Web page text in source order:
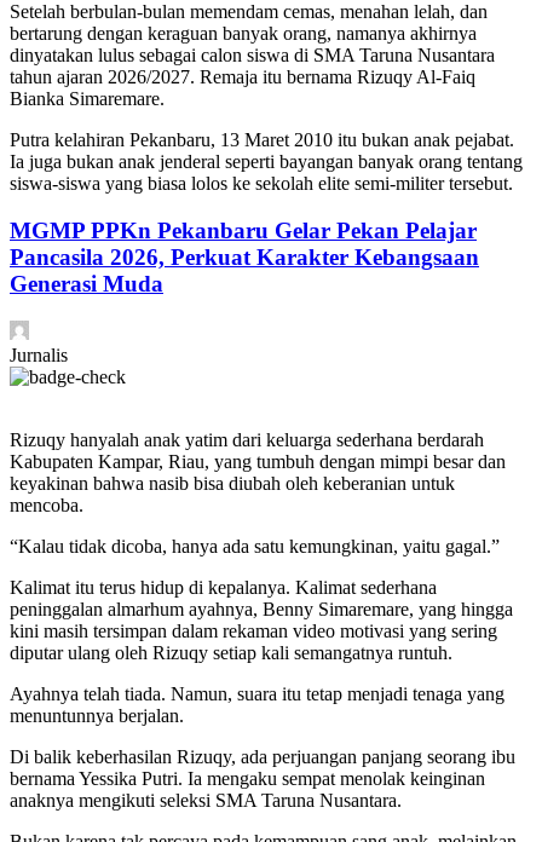
Setelah berbulan-bulan memendam cemas, menahan lelah, dan
bertarung dengan keraguan banyak orang, namanya akhirnya
dinyatakan lulus sebagai calon siswa di SMA Taruna Nusantara
tahun ajaran 2026/2027. Remaja itu bernama Rizuqy Al-Faiq
Bianka Simaremare.
Putra kelahiran Pekanbaru, 13 Maret 2010 itu bukan anak pejabat.
Ia juga bukan anak jenderal seperti bayangan banyak orang tentang
siswa-siswa yang biasa lolos ke sekolah elite semi-militer tersebut.
MGMP PPKn Pekanbaru Gelar Pekan Pelajar
Pancasila 2026, Perkuat Karakter Kebangsaan
Generasi Muda
Jurnalis
Rizuqy hanyalah anak yatim dari keluarga sederhana berdarah
Kabupaten Kampar, Riau, yang tumbuh dengan mimpi besar dan
keyakinan bahwa nasib bisa diubah oleh keberanian untuk
mencoba.
“Kalau tidak dicoba, hanya ada satu kemungkinan, yaitu gagal.”
Kalimat itu terus hidup di kepalanya. Kalimat sederhana
peninggalan almarhum ayahnya, Benny Simaremare, yang hingga
kini masih tersimpan dalam rekaman video motivasi yang sering
diputar ulang oleh Rizuqy setiap kali semangatnya runtuh.
Ayahnya telah tiada. Namun, suara itu tetap menjadi tenaga yang
menuntunnya berjalan.
Di balik keberhasilan Rizuqy, ada perjuangan panjang seorang ibu
bernama Yessika Putri. Ia mengaku sempat menolak keinginan
anaknya mengikuti seleksi SMA Taruna Nusantara.